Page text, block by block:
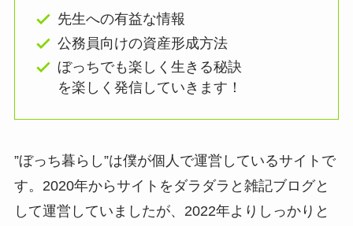
先生への有益な情報
公務員向けの資産形成方法
ぼっちでも楽しく生きる秘訣
を楽しく発信していきます！
”ぼっち暮らし”は僕が個人で運営しているサイトで
す。2020年からサイトをダラダラと雑記ブログと
して運営していましたが、2022年よりしっかりと